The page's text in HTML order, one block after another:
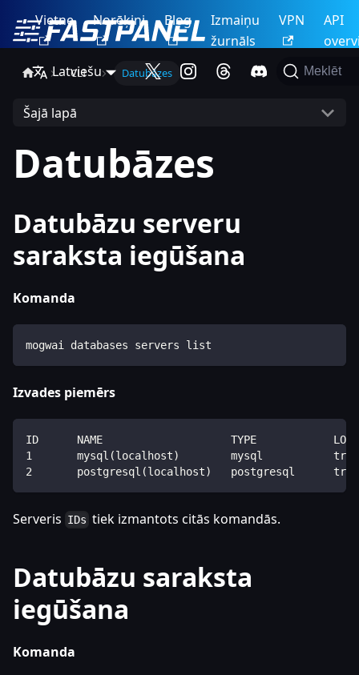
Vietne Norēķini Blog
Izmaiņu
žurnāls
VPN
API
Latviešu
Meklēt
CLI Datubāzes
Šajā lapā
Datubāzes
Datubāzu serveru
saraksta iegūšana
Komanda
mogwai databases servers list
Izvades piemērs
ID      NAME                    TYPE            LOCAL
1       mysql(localhost)        mysql
2       postgresql(localhost)   postgresql
Serveris IDs tiek izmantots citās komandās.
Datubāzu saraksta
iegūšana
Komanda